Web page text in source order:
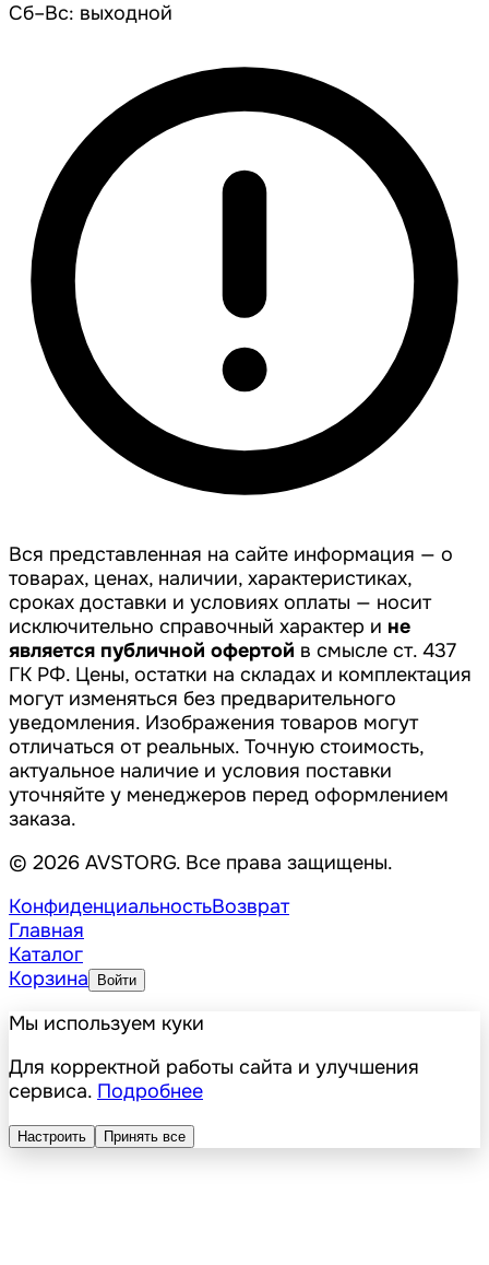
Сб–Вс: выходной
Вся представленная на сайте информация — о
товарах, ценах, наличии, характеристиках,
сроках доставки и условиях оплаты — носит
исключительно справочный характер и не
является публичной офертой в смысле ст. 437
ГК РФ. Цены, остатки на складах и комплектация
могут изменяться без предварительного
уведомления. Изображения товаров могут
отличаться от реальных. Точную стоимость,
актуальное наличие и условия поставки
уточняйте у менеджеров перед оформлением
заказа.
© 2026 AVSTORG. Все права защищены.
КонфиденциальностьВозврат
Главная
Каталог
Корзина
Войти
Мы используем куки
Для корректной работы сайта и улучшения
сервиса. Подробнее
Настроить Принять все